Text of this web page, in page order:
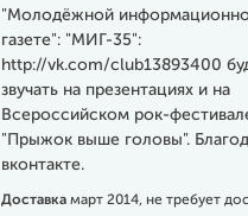
"Молодёжной
газете": "МИГ-35":
http://vk.com/club13893400
звучать на презентациях и на
Всероссийском рок-
"Прыжок выше головы".
вконтакте.
Доставка март 2014, не требует